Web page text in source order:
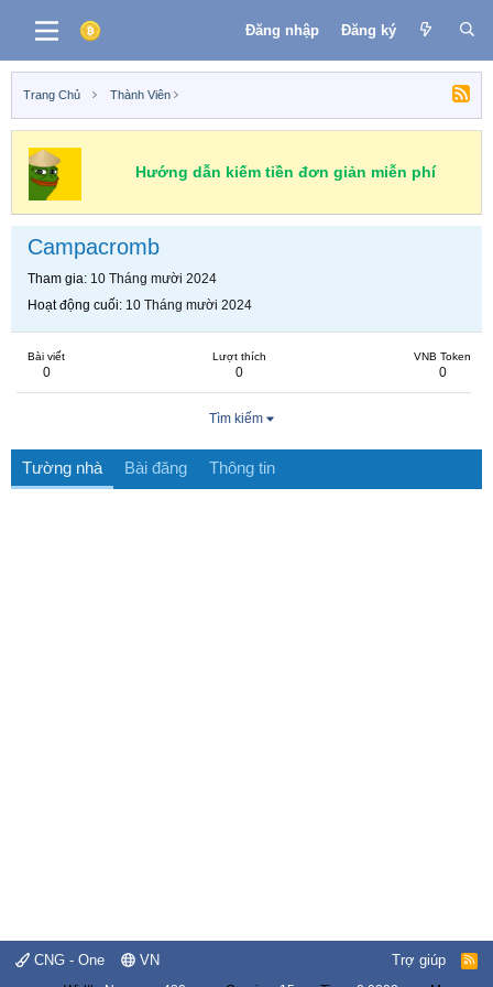
Đăng nhập Đăng ký
Trang Chủ Thành Viên
Hướng dẫn kiếm tiền đơn giản miễn phí
Campacromb
Tham gia 10 Tháng mười 2024
Hoạt động cuối 10 Tháng mười 2024
Bài viết
0
Lượt thích
0
VNB Token
0
Tìm kiếm
Tường nhà Bài đăng Thông tin
CNG - One VN Trợ giúp
R